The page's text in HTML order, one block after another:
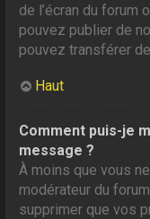
de l’écran du forum
pouvez publier de
pouvez transférer
Haut
Comment puis-je
message ?
À moins que vous
modérateur du
supprimer que vos